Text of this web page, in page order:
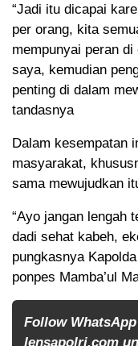
“Jadi itu dicapai
per orang, kita
mempunyai peran
saya, kemudian
penting di dalam
tandasnya
Dalam kesempatan
masyarakat,
sama mewujudkan
“Ayo jangan lengah
dadi sehat kabeh,
pungkasnya
ponpes Mamba’ul
Follow
lensapolri.com